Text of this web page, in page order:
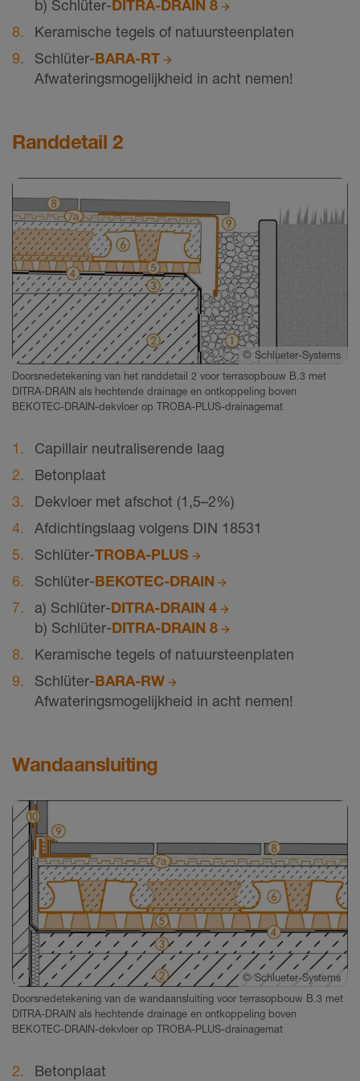
b) Schlüter- DITRA-DRAIN 8
Keramische tegels of natuursteenplaten
Schlüter-BARA-RT
Afwateringsmogelijkheid in acht nemen!
Randdetail 2
© Schlueter-Systems
Doorsnedetekening van het randdetail 2 voor terrasopbouw B.3 met
DITRA-DRAIN als hechtende drainage en ontkoppeling boven
BEKOTEC-DRAIN-dekvloer op TROBA-PLUS-drainagemat
Capillair neutraliserende laag
Betonplaat
Dekvloer met afschot (1,5–2%)
Afdichtingslaag volgens DIN 18531
Schlüter-TROBA-PLUS
Schlüter-BEKOTEC-DRAIN
a) Schlüter-DITRA-DRAIN 4
b) Schlüter-DITRA-DRAIN 8
Keramische tegels of natuursteenplaten
Schlüter-BARA-RW
Afwateringsmogelijkheid in acht nemen!
Wandaansluiting
© Schlueter-Systems
Doorsnedetekening van de wandaansluiting voor terrasopbouw B.3 met
DITRA-DRAIN als hechtende drainage en ontkoppeling boven
BEKOTEC-DRAIN-dekvloer op TROBA-PLUS-drainagemat
Betonplaat